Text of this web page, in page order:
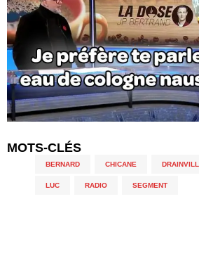
MOTS-CLÉS
BERNARD CHICANE
LUC RADIO SEGMENT